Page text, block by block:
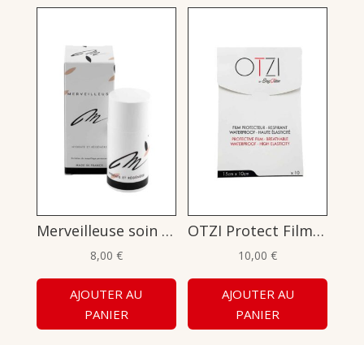
Merveilleuse soin maquillage permanent : Crème 15ml
8,00 €
AJOUTER AU
PANIER
OTZI Protect Film Protecteur – Sachets 10cm x 15cm
10,00€
AJOUTER AU
PANIER